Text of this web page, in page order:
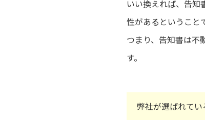
いい換えれば、告知
性があるということ
つまり、告知書は不
す。
弊社が選ばれてい